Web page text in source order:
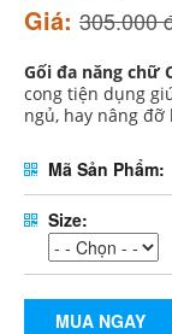
Giá: 305.000
Gối đa năng chữ
cong tiện dụng
ngủ, hay nâng
Mã Sản Phẩm:
Size:
MUA NGAY